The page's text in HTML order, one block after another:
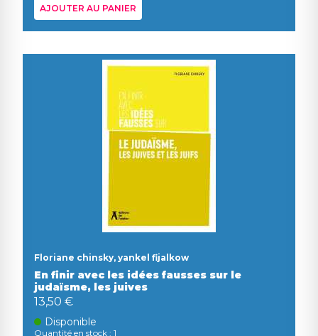
AJOUTER AU PANIER
Floriane chinsky, yankel fijalkow
En finir avec les idées fausses sur le
judaïsme, les juives
13,50 €
Disponible
Quantité en stock : 1